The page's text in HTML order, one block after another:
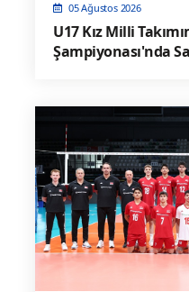
05 Ağustos 2026
U17 Kız Milli
Şampiyonası'nda